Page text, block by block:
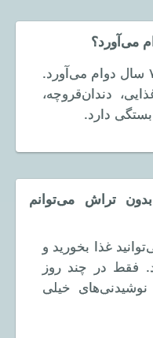
می‌آورد؟
با مراقبت خوب معمولاً ۳ تا ۷ سال دوام می‌آورد.
دندان‌قروچه،
دارد.
بدون تراش می‌توانم
غذا بخورید و
فقط در چند روز
خیلی